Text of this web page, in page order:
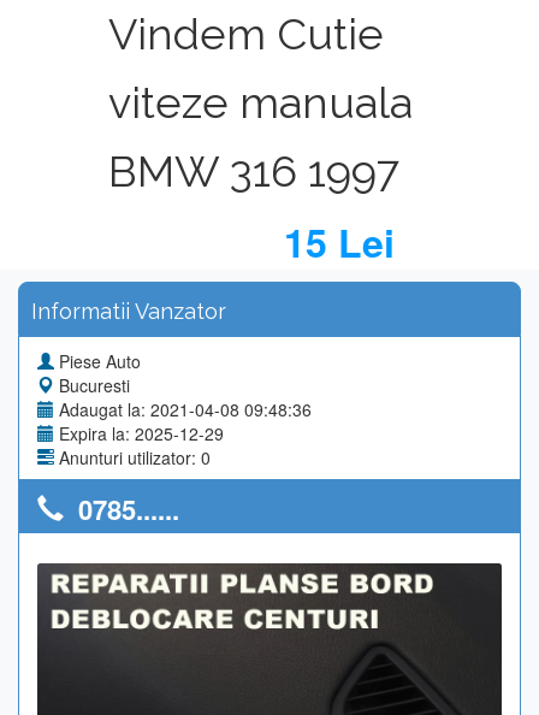
Vindem Cutie
viteze manuala
BMW 316 1997
15 Lei
Informatii Vanzator
Piese Auto
Bucuresti
Adaugat la: 2021-04-08 09:48:36
Expira la: 2025-12-29
Anunturi utilizator: 0
0785......